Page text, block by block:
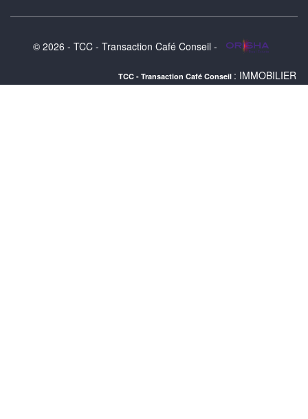
© 2026 - TCC - Transaction Café Conseil -
TCC - Transaction Café Conseil : IMMOBILIER BASSIN